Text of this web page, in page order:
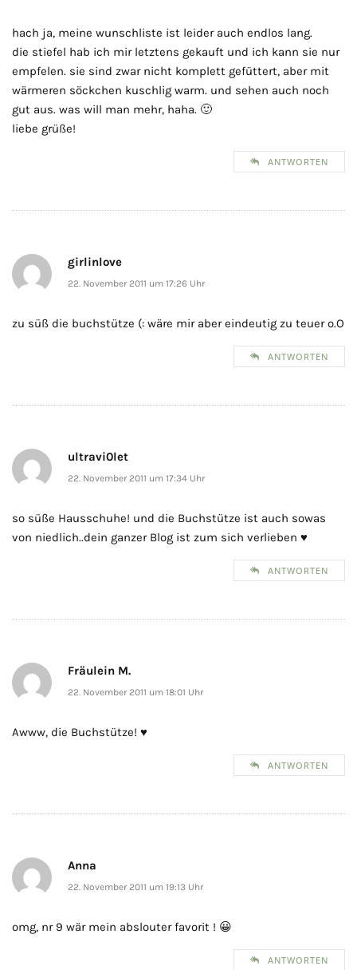
hach ja, meine wunschliste ist leider auch endlos lang.
die stiefel hab ich mir letztens gekauft und ich kann sie nur
empfelen. sie sind zwar nicht komplett gefüttert, aber mit
wärmeren söckchen kuschlig warm. und sehen auch noch
gut aus. was will man mehr, haha. 🙂
liebe grüße!
ANTWORTEN
girlinlove
22. November 2011 um 17:26 Uhr
zu süß die buchstütze (: wäre mir aber eindeutig zu teuer o.O
ANTWORTEN
ultravi0let
22. November 2011 um 17:34 Uhr
so süße Hausschuhe! und die Buchstütze ist auch sowas
von niedlich..dein ganzer Blog ist zum sich verlieben ♥
ANTWORTEN
Fräulein M.
22. November 2011 um 18:01 Uhr
Awww, die Buchstütze! ♥
ANTWORTEN
Anna
22. November 2011 um 19:13 Uhr
omg, nr 9 wär mein abslouter favorit ! 😀
ANTWORTEN